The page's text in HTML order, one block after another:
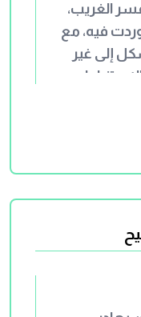
الغريب،
وردت فيه، مع
إلى غير